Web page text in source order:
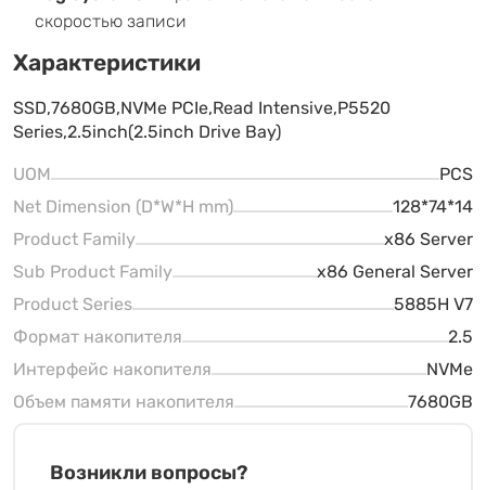
скоростью записи
Характеристики
SSD,7680GB,NVMe PCIe,Read Intensive,P5520
Series,2.5inch(2.5inch Drive Bay)
UOM
PCS
Net Dimension (D*W*H mm)
128*74*14
Product Family
x86 Server
Sub Product Family
x86 General Server
Product Series
5885H V7
Формат накопителя
2.5
Интерфейс накопителя
NVMe
Объем памяти накопителя
7680GB
Возникли вопросы?